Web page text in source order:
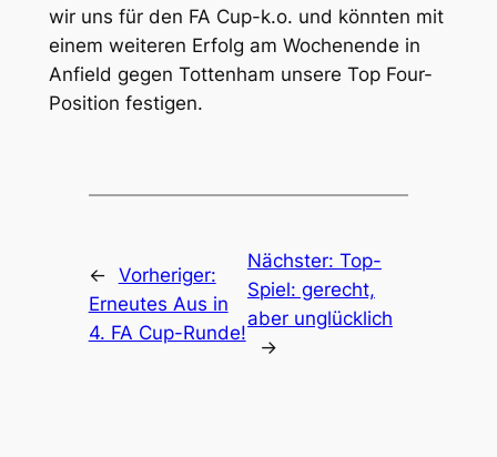
wir uns für den FA Cup-k.o. und könnten mit
einem weiteren Erfolg am Wochenende in
Anfield gegen Tottenham unsere Top Four-
Position festigen.
← Vorheriger:
Erneutes Aus in
4. FA Cup-Runde!
Nächster: Top-
Spiel: gerecht,
aber unglücklich
→